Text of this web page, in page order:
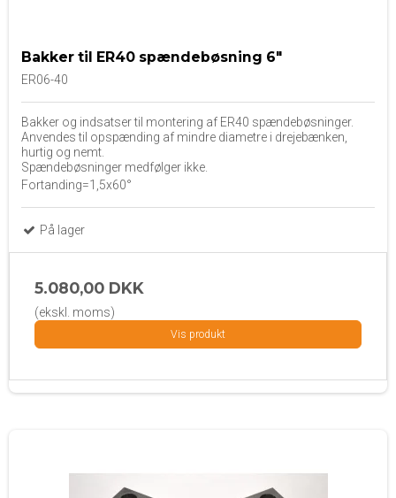
Bakker til ER40 spændebøsning 6"
ER06-40
Bakker og indsatser til montering af ER40 spændebøsninger.
Anvendes til opspænding af mindre diametre i drejebænken,
hurtig og nemt.
Spændebøsninger medfølger ikke.
Fortanding=1,5x60°
På lager
5.080,00 DKK
(ekskl. moms)
Vis produkt